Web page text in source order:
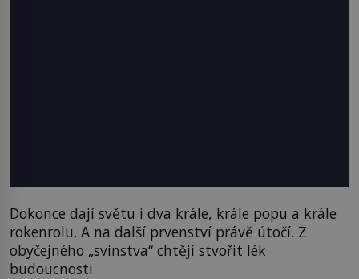
Dokonce dají světu i dva krále, krále popu a krále
rokenrolu. A na další prvenství právě útočí. Z
obyčejného „svinstva“ chtějí stvořit lék
budoucnosti.